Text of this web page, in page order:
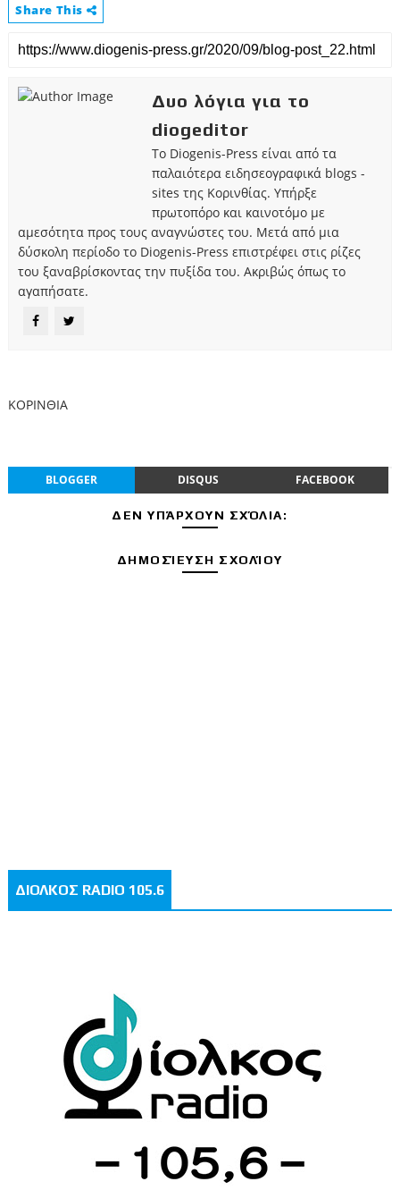
Share This
Δυο λόγια για το
diogeditor
Το Diogenis-Press είναι από τα
παλαιότερα ειδησεογραφικά blogs -
sites της Κορινθίας. Υπήρξε
πρωτοπόρο και καινοτόμο με
αμεσότητα προς τους αναγνώστες του. Μετά από μια
δύσκολη περίοδο το Diogenis-Press επιστρέφει στις ρίζες
του ξαναβρίσκοντας την πυξίδα του. Ακριβώς όπως το
αγαπήσατε.
ΚΟΡΙΝΘΙΑ
BLOGGER DISQUS FACEBOOK
ΔΕΝ ΥΠΆΡΧΟΥΝ ΣΧΌΛΙΑ:
ΔΗΜΟΣΊΕΥΣΗ ΣΧΟΛΊΟΥ
ΔΙΟΛΚΟΣ RADIO 105.6